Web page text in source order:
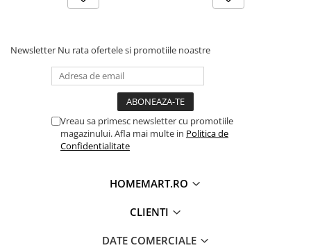
Newsletter Nu rata ofertele si promotiile noastre
Vreau sa primesc newsletter cu promotiile
magazinului. Afla mai multe in Politica de
Confidentialitate
HOMEMART.RO
CLIENTI
DATE COMERCIALE